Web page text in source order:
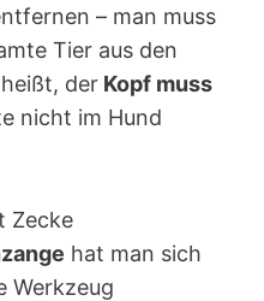
– man muss
Tier aus den
der Kopf muss
nicht im Hund
hat man sich
Werkzeug